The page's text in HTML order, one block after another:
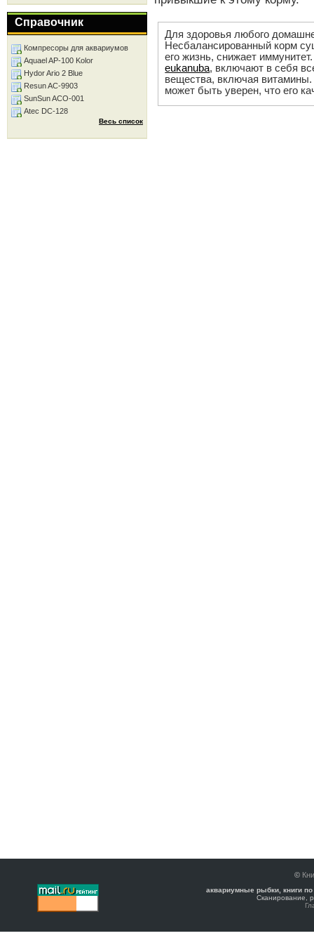
Для здоровья любого
Несбалансированный корм
его жизнь, снижает
eukanuba, включают в себя
вещества, включая витамины.
может быть уверен, что его
Справочник
Компресоры для аквариумов
Aquael AP-100 Kolor
Hydor Ario 2 Blue
Resun AC-9903
SunSun ACO-001
Atec DC-128
Весь список
©
аквариумные рыбки, книги
Сканирование,